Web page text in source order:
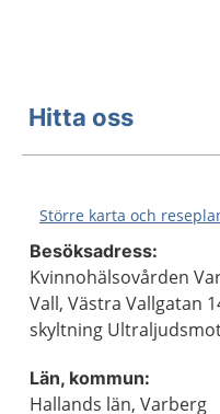
Hitta oss
Större karta och
Besöksadress:
Kvinnohälsovården
Vall, Västra Vallgatan
skyltning
Län, kommun:
Hallands län, Varberg